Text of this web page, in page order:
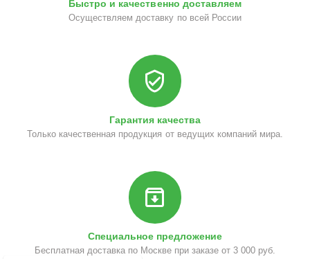
Быстро и качественно доставляем
Осуществляем доставку по всей России
Гарантия качества
Только качественная продукция от ведущих компаний мира.
Специальное предложение
Бесплатная доставка по Москве при заказе от 3 000 руб.